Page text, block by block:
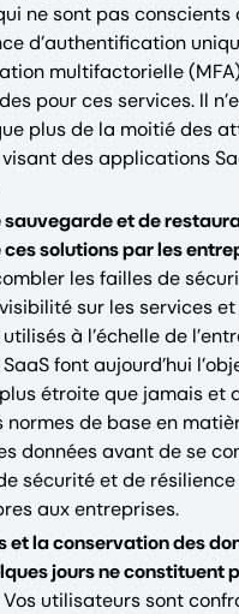
ne sont pas conscients
d’authentification
multifactorielle
pour ces services. Il
plus de la moitié des
des applications
sauvegarde et de
solutions par les
les failles de
sur les services et
à l’échelle de
font aujourd’hui
étroite que jamais et
normes de base en
données avant de se
sécurité et de
aux entreprises.
et la conservation des
jours ne constituent
Vos utilisateurs sont